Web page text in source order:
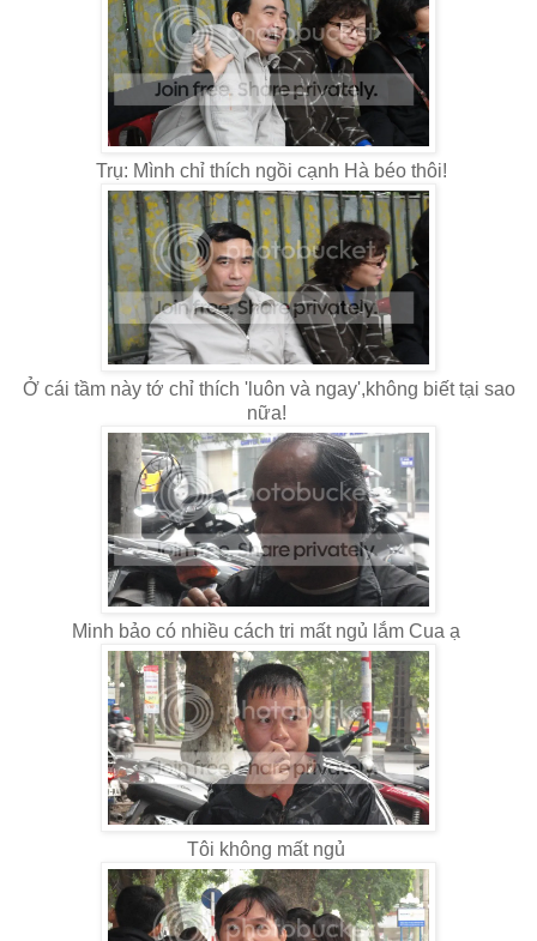
Trụ: Mình chỉ thích ngồi cạnh Hà béo thôi!
Ở cái tầm này tớ chỉ thích 'luôn và ngay',không biết tại sao
nữa!
Minh bảo có nhiều cách tri mất ngủ lắm Cua ạ
Tôi không mất ngủ